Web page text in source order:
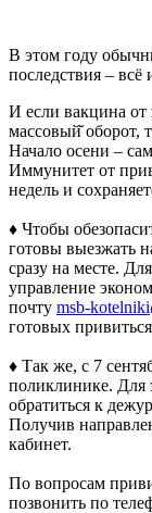
В этом году
последствия – всё
И если вакцина от
массовый̆ оборот,
Начало осени –
Иммунитет от
недель и
♦️ Чтобы
готовы выезжать
сразу на месте.
управление
почту msb-
готовых
♦️ Так же, с 7
поликлинике. Для
обратиться к
Получив
кабинет.
По вопросам
позвонить по